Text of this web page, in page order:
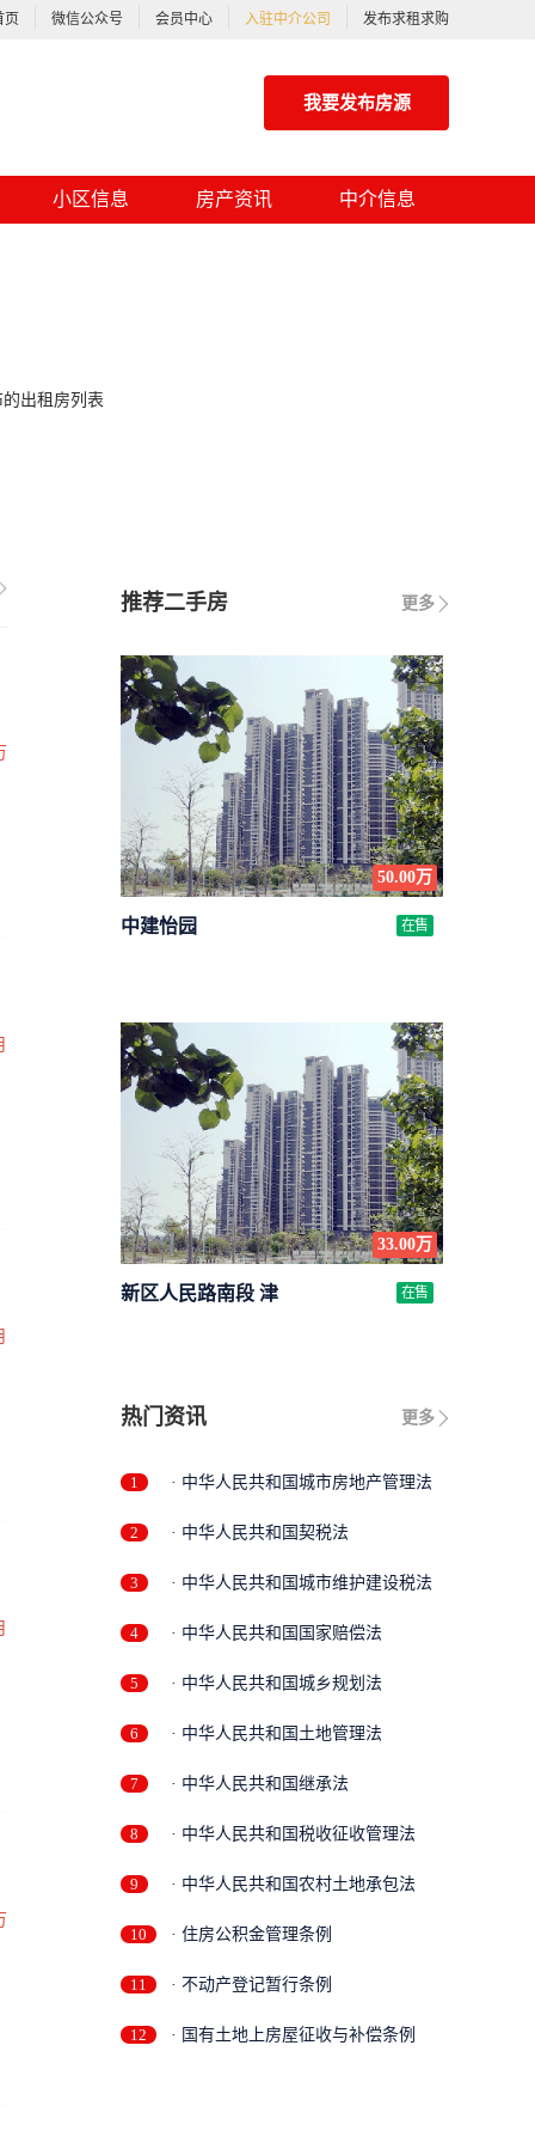
页 微信公众号 会员中心 入驻中介公司 发布求租求购
我要发布房源
小区信息 房产资讯 中介信息
的出租房列表
更多
推荐二手房
50.00万
中建怡园 在售
33.00万
新区人民路南段 津 在售
更多
热门资讯
1 · 中华人民共和国城市房地产管理法
2 · 中华人民共和国契税法
3 · 中华人民共和国城市维护建设税法
4 · 中华人民共和国国家赔偿法
5 · 中华人民共和国城乡规划法
6 · 中华人民共和国土地管理法
7 · 中华人民共和国继承法
8 · 中华人民共和国税收征收管理法
9 · 中华人民共和国农村土地承包法
10 · 住房公积金管理条例
11 · 不动产登记暂行条例
12 · 国有土地上房屋征收与补偿条例